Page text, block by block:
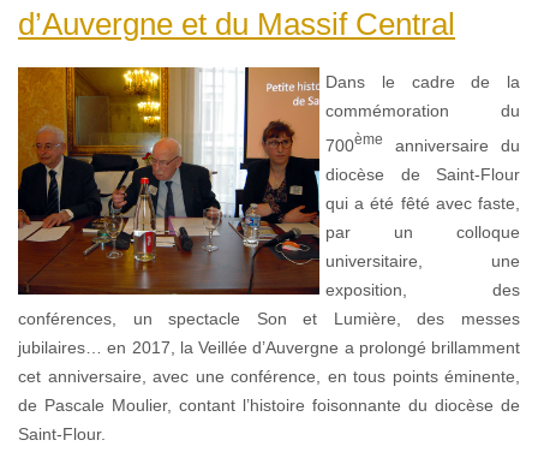
d’Auvergne et du Massif Central
Dans le cadre de la
commémoration du
700ème
anniversaire du
diocèse de Saint-Flour
qui a été fêté avec faste,
par un colloque
universitaire, une
exposition, des
conférences, un spectacle Son et Lumière, des messes
jubilaires… en 2017, la Veillée d’Auvergne a prolongé brillamment
cet anniversaire, avec une conférence, en tous points éminente,
de Pascale Moulier, contant l’histoire foisonnante du diocèse de
Saint-Flour.